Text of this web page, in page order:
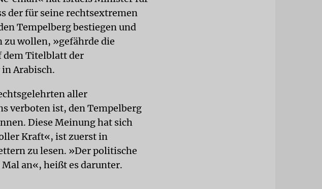
der für seine rechtsextremen
Tempelberg bestiegen und
zu wollen, »gefährde die
dem Titelblatt der
in Arabisch.
aller
verboten ist, den Tempelberg
Diese Meinung hat sich
Kraft«, ist zuerst in
zu lesen. »Der politische
an«, heißt es darunter.